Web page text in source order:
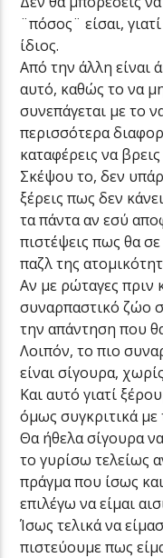
¨πόσος¨ είσαι,
ίδιος.
Από την άλλη είναι
αυτό, καθώς το να
συνεπάγεται με το
περισσότερα
καταφέρεις να
Σκέψου το, δεν
ξέρεις πως δεν
τα πάντα αν εσύ
πιστέψεις πως θα
παζλ της
Αν με ρώταγες πριν
συναρπαστικό ζώο
την απάντηση που
Λοιπόν, το πιο
είναι σίγουρα,
Και αυτό γιατί
όμως συγκριτικά με
Θα ήθελα σίγουρα
το γυρίσω τελείως
πράγμα που ίσως
επιλέγω να είμαι
Ίσως τελικά να
πιστεύουμε πως